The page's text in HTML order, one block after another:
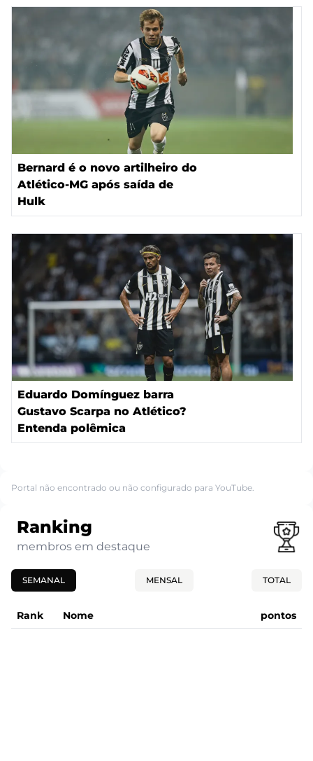
Bernard é o novo artilheiro do
Atlético-MG após saída de
Hulk
Eduardo Domínguez barra
Gustavo Scarpa no Atlético?
Entenda polêmica
Portal não encontrado ou não configurado para YouTube.
Ranking
membros em destaque
SEMANAL MENSAL TOTAL
Rank Nome pontos